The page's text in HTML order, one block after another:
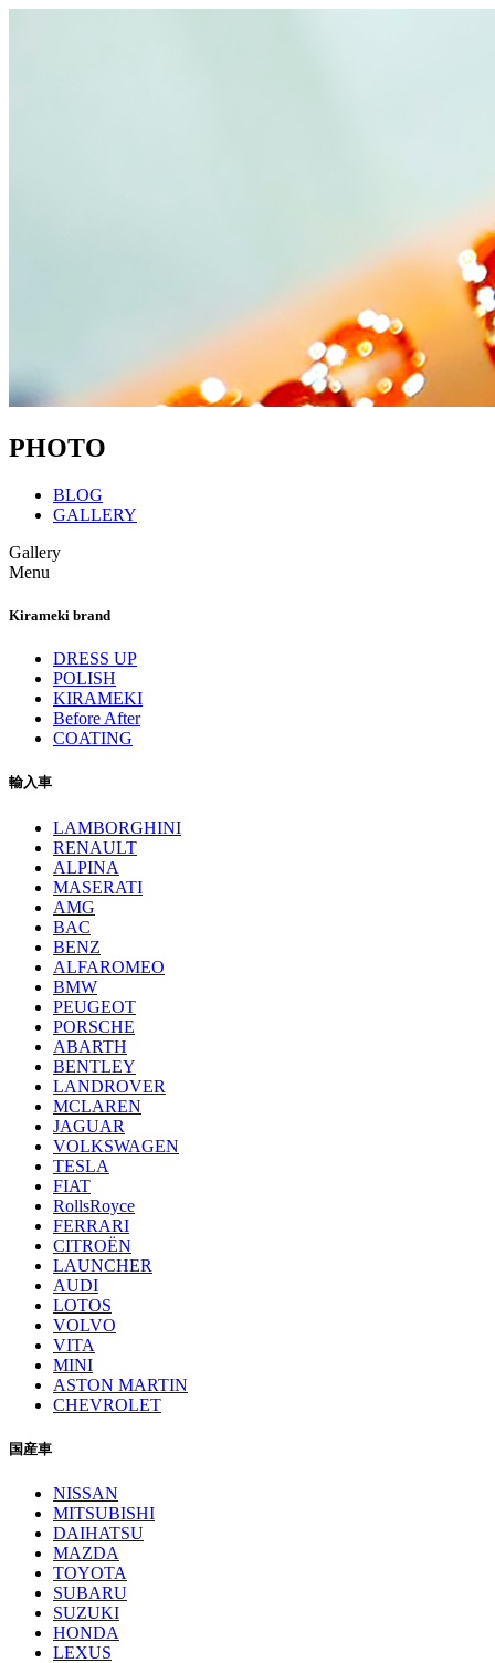
PHOTO
BLOG
GALLERY
Gallery
Menu
Kirameki brand
DRESS UP
POLISH
KIRAMEKI
Before After
COATING
輸入車
LAMBORGHINI
RENAULT
ALPINA
MASERATI
AMG
BAC
BENZ
ALFAROMEO
BMW
PEUGEOT
PORSCHE
ABARTH
BENTLEY
LANDROVER
MCLAREN
JAGUAR
VOLKSWAGEN
TESLA
FIAT
RollsRoyce
FERRARI
CITROËN
LAUNCHER
AUDI
LOTOS
VOLVO
VITA
MINI
ASTON MARTIN
CHEVROLET
国産車
NISSAN
MITSUBISHI
DAIHATSU
MAZDA
TOYOTA
SUBARU
SUZUKI
HONDA
LEXUS